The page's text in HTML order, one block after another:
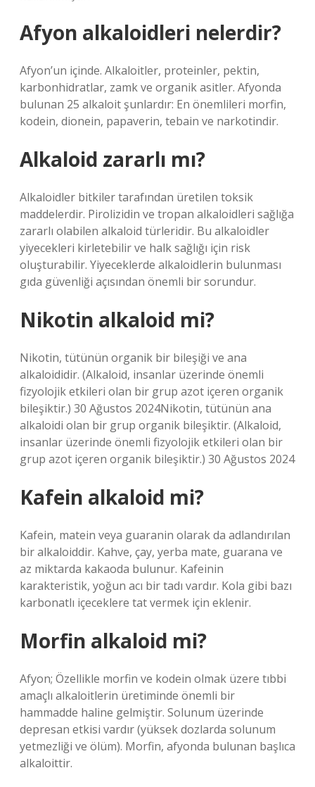
Afyon alkaloidleri nelerdir?
Afyon’un içinde. Alkaloitler, proteinler, pektin,
karbonhidratlar, zamk ve organik asitler. Afyonda
bulunan 25 alkaloit şunlardır: En önemlileri morfin,
kodein, dionein, papaverin, tebain ve narkotindir.
Alkaloid zararlı mı?
Alkaloidler bitkiler tarafından üretilen toksik
maddelerdir. Pirolizidin ve tropan alkaloidleri sağlığa
zararlı olabilen alkaloid türleridir. Bu alkaloidler
yiyecekleri kirletebilir ve halk sağlığı için risk
oluşturabilir. Yiyeceklerde alkaloidlerin bulunması
gıda güvenliği açısından önemli bir sorundur.
Nikotin alkaloid mi?
Nikotin, tütünün organik bir bileşiği ve ana
alkaloididir. (Alkaloid, insanlar üzerinde önemli
fizyolojik etkileri olan bir grup azot içeren organik
bileşiktir.) 30 Ağustos 2024Nikotin, tütünün ana
alkaloidi olan bir grup organik bileşiktir. (Alkaloid,
insanlar üzerinde önemli fizyolojik etkileri olan bir
grup azot içeren organik bileşiktir.) 30 Ağustos 2024
Kafein alkaloid mi?
Kafein, matein veya guaranin olarak da adlandırılan
bir alkaloiddir. Kahve, çay, yerba mate, guarana ve
az miktarda kakaoda bulunur. Kafeinin
karakteristik, yoğun acı bir tadı vardır. Kola gibi bazı
karbonatlı içeceklere tat vermek için eklenir.
Morfin alkaloid mi?
Afyon; Özellikle morfin ve kodein olmak üzere tıbbi
amaçlı alkaloitlerin üretiminde önemli bir
hammadde haline gelmiştir. Solunum üzerinde
depresan etkisi vardır (yüksek dozlarda solunum
yetmezliği ve ölüm). Morfin, afyonda bulunan başlıca
alkaloittir.